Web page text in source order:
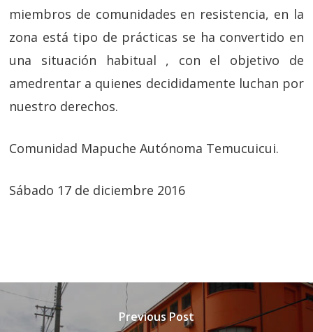
miembros de comunidades en resistencia, en la
zona está tipo de prácticas se ha convertido en
una situación habitual , con el objetivo de
amedrentar a quienes decididamente luchan por
nuestro derechos.
Comunidad Mapuche Autónoma Temucuicui.
Sábado 17 de diciembre 2016
Previous Post